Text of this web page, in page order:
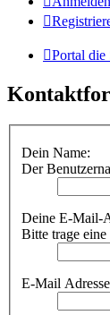
Portal die
Dein Name:
Der
Deine E-Mail-
Bitte trage
E-Mail